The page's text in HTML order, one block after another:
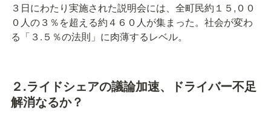
３日にわたり実施された説明会には、全町民約１５,００
０人の３％を超える約４６０人が集まった。社会が変わ
る「３.５％の法則」に肉薄するレベル。
２.ライドシェアの議論加速、ドライバー不足
解消なるか？